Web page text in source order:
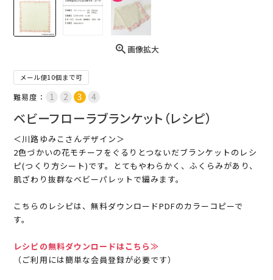
画像拡大
メール便10個まで可
難易度：
ベビーフローラブランケット（レシピ）
＜川路ゆみこさんデザイン＞
2色づかいの花モチーフをぐるりとつないだブランケットのレシ
ピ(つくり方シート)です。とてもやわらかく、ふくらみがあり、
肌ざわり抜群なベビーパレットで編みます。
こちらのレシピは、無料ダウンロードPDFのカラーコピーで
す。
レシピの無料ダウンロードはこちら≫
（ご利用には簡単な会員登録が必要です）